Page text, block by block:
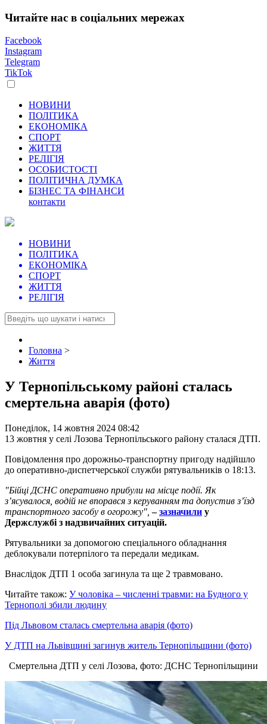
Читайте нас в соціальних мережах
Facebook
Instagram
Telegram
TikTok
НОВИНИ
ПОЛІТИКА
ЕКОНОМІКА
СПОРТ
ЖИТТЯ
РЕЛІГІЯ
ОСОБИСТОСТІ
ПОЛІТИЧНА ДУМКА
БІЗНЕС ТА ФІНАНСИ
контакти
НОВИНИ
ПОЛІТИКА
ЕКОНОМІКА
СПОРТ
ЖИТТЯ
РЕЛІГІЯ
Головна >
Життя
У Тернопільському районі сталась
смертельна аварія (фото)
Понеділок, 14 жовтня 2024 08:42
13 жовтня у селі Лозова Тернопільського району сталася ДТП.
Повідомлення про дорожньо-транспортну пригоду надійшло
до оперативно-диспетчерської служби рятувальників о 18:13.
"Бійці ДСНС оперативно прибули на місце події. Як
зʼясувалося, водій не впорався з керуванням та допустив зʼїзд
транспортного засобу в огорожу",–зазначили у
Держслужбі з надзвичайних ситуацій.
Рятувальники за допомогою спеціального обладнання
деблокували потерпілого та передали медикам.
Внаслідок ДТП 1 особа загинула та ще 2 травмовано.
Читайте також: У чоловіка – численні травми: на Будного у
Тернополі збили людину
Під Львовом сталась смертельна аварія (фото)
У ДТП на Львівщині загинув житель Тернопільщини (фото)
Смертельна ДТП у селі Лозова, фото: ДСНС Тернопільщини